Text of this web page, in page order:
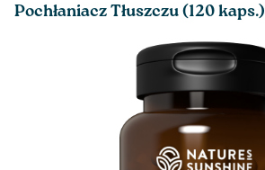
Pochłaniacz Tłuszczu (120 kaps.)